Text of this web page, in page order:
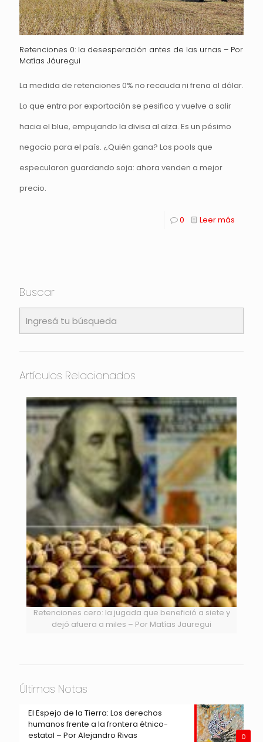
Retenciones 0: la desesperación antes de las urnas – Por
Matías Jáuregui
La medida de retenciones 0% no recauda ni frena al dólar.
Lo que entra por exportación se pesifica y vuelve a salir
hacia el blue, empujando la divisa al alza. Es un pésimo
negocio para el país. ¿Quién gana? Los pools que
especularon guardando soja: ahora venden a mejor
precio.
0 Leer más
Buscar
Artículos Relacionados
Retenciones cero: la jugada que benefició a siete y
dejó afuera a miles – Por Matías Jauregui
Últimas Notas
0
El Espejo de la Tierra: Los derechos
humanos frente a la frontera étnico-
estatal – Por Alejandro Rivas